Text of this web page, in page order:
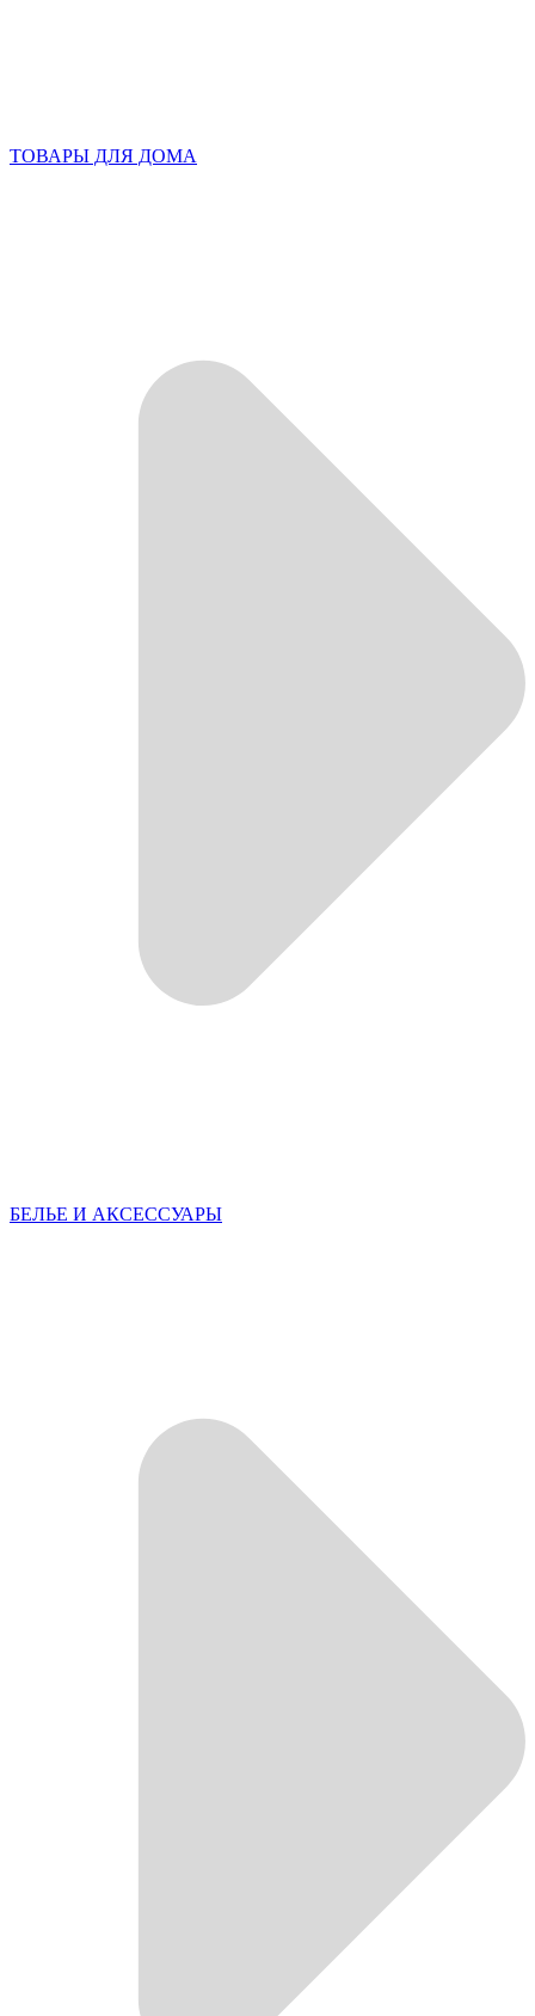
ТОВАРЫ ДЛЯ ДОМА
БЕЛЬЕ И АКСЕССУАРЫ